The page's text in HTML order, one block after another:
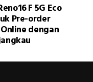
F 5G Eco
Pre-order
dengan